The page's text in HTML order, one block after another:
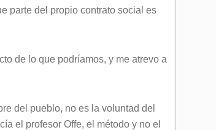
parte del propio contrato social es
de lo que podríamos, y me atrevo a
del pueblo, no es la voluntad del
el profesor Offe, el método y no el